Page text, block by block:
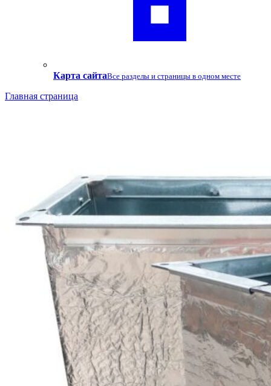
Карта сайтаВсе разделы и страницы в одном месте
Главная страница